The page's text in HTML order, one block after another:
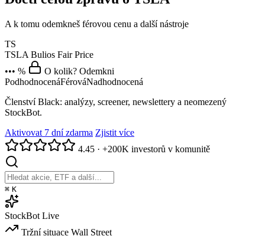
A k tomu odemkneš férovou cenu a další nástroje
TS
TSLA Bulios Fair Price
••• %
O kolik? Odemkni
PodhodnocenáFérováNadhodnocená
Členství Black: analýzy, screener, newslettery a neomezený
StockBot.
Aktivovat 7 dní zdarma Zjistit více
4.45 · +200K investorů v komunitě
⌘ K
StockBot Live
Tržní situace Wall Street